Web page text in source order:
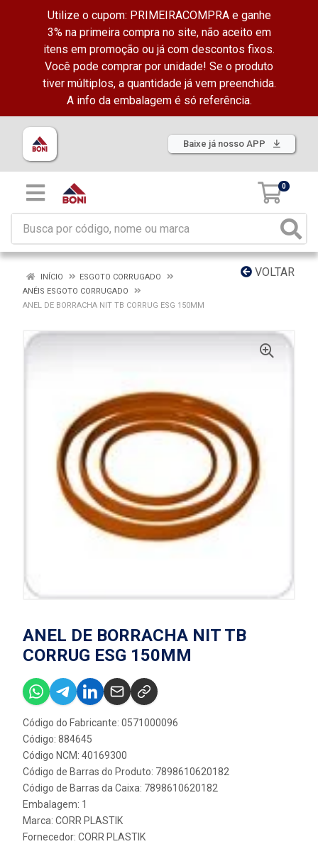
Utilize o cupom: PRIMEIRACOMPRA e ganhe
3% na primeira compra no site, não aceito em
itens em promoção ou já com descontos fixos.
Você pode comprar por unidade! Se o produto
tiver múltiplos, a quantidade já vem preenchida.
A info da embalagem é só referência.
Baixe já nosso APP
0
VOLTAR
INÍCIO
ESGOTO CORRUGADO
ANÉIS ESGOTO CORRUGADO
ANEL DE BORRACHA NIT TB CORRUG ESG 150MM
ANEL DE BORRACHA NIT TB
CORRUG ESG 150MM
Código do Fabricante: 0571000096
Código: 884645
Código NCM: 40169300
Código de Barras do Produto: 7898610620182
Código de Barras da Caixa: 7898610620182
Embalagem: 1
Marca: CORR PLASTIK
Fornecedor: CORR PLASTIK